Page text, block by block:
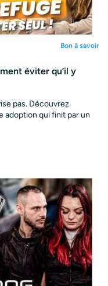
Bon à savoir
éviter qu’il y
pas. Découvrez
adoption qui finit par un